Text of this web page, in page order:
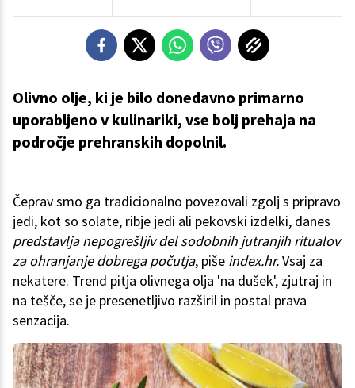
Olivno olje, ki je bilo donedavno primarno
uporabljeno v kulinariki, vse bolj prehaja na
področje prehranskih dopolnil.
Čeprav smo ga tradicionalno povezovali zgolj s pripravo
jedi, kot so solate, ribje jedi ali pekovski izdelki, danes
predstavlja nepogrešljiv del sodobnih jutranjih ritualov
za ohranjanje dobrega počutja, piše index.hr.Vsaj za
nekatere. Trend pitja olivnega olja 'na dušek', zjutraj in
na tešče, se je presenetljivo razširil in postal prava
senzacija.